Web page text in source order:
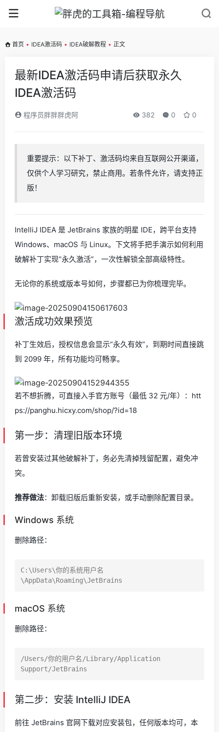
首页 • IDEA激活码 • IDEA破解教程 • 正文
最新IDEA激活码申请后获取永久
IDEA激活码
程序员胖胖胖虎阿 382 0 0
重要提示：以下补丁、激活码均来自互联网公开渠道，
仅供个人学习研究，禁止商用。若条件允许，请支持正
版！
IntelliJ IDEA 是 JetBrains 家族的明星 IDE，跨平台支持
Windows、macOS 与 Linux。下文将手把手演示如何利用
破解补丁实现“永久激活”，一次性解锁全部高级特性。
无论你的系统或版本号如何，步骤都已为你梳理完毕。
激活成功效果预览
补丁生效后，授权信息会显示“永久有效”，到期时间直接跳
到 2099 年，所有功能均可畅享。
若不想折腾，可直接入手官方账号（最低 32 元/年）：htt
ps://panghu.hicxy.com/shop/?id=18
第一步：清理旧版本环境
若曾安装过其他破解补丁，务必先清掉残留配置，避免冲
突。
推荐做法：卸载旧版后重新安装，或手动删除配置目录。
Windows 系统
删除路径：
C:\Users\你的系统用户名
macOS 系统
删除路径：
/Users/你的用户名/Library/Application
第二步：安装 IntelliJ IDEA
前往 JetBrains 官网下载对应安装包，任何版本均可，本